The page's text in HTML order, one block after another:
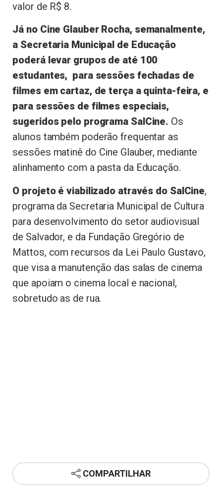
valor de R$ 8.
Já no Cine Glauber Rocha, semanalmente,
a Secretaria Municipal de Educação
poderá levar grupos de até 100
estudantes, para sessões fechadas de
filmes em cartaz, de terça a quinta-feira, e
para sessões de filmes especiais,
sugeridos pelo programa SalCine. Os
alunos também poderão frequentar as
sessões matinê do Cine Glauber, mediante
alinhamento com a pasta da Educação.
O projeto é viabilizado através do SalCine,
programa da Secretaria Municipal de Cultura
para desenvolvimento do setor audiovisual
de Salvador, e da Fundação Gregório de
Mattos, com recursos da Lei Paulo Gustavo,
que visa a manutenção das salas de cinema
que apoiam o cinema local e nacional,
sobretudo as de rua.
COMPARTILHAR